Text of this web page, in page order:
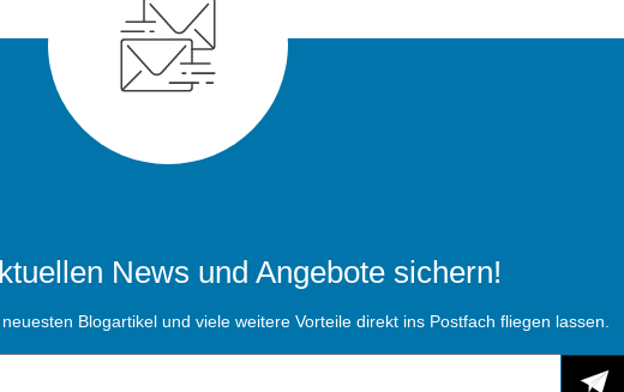
News und Angebote sichern!
Blogartikel und viele weitere Vorteile direkt ins Postfach fliegen lassen.